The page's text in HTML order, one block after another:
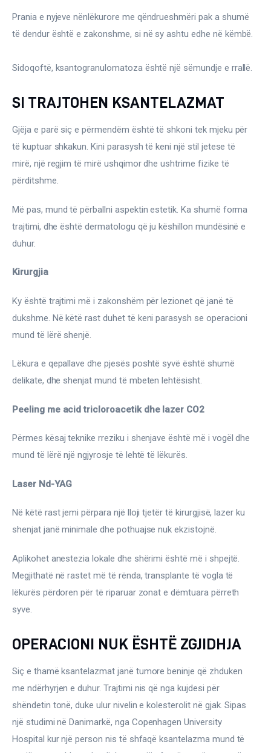
Prania e nyjeve nënlëkurore me qëndrueshmëri pak a shumë
të dendur është e zakonshme, si në sy ashtu edhe në këmbë.
Sidoqoftë, ksantogranulomatoza është një sëmundje e rrallë.
SI TRAJTOHEN KSANTELAZMAT
Gjëja e parë siç e përmendëm është të shkoni tek mjeku për
të kuptuar shkakun. Kini parasysh të keni një stil jetese të
mirë, një regjim të mirë ushqimor dhe ushtrime fizike të
përditshme.
Më pas, mund të përballni aspektin estetik. Ka shumë forma
trajtimi, dhe është dermatologu që ju këshillon mundësinë e
duhur.
Kirurgjia
Ky është trajtimi më i zakonshëm për lezionet që janë të
dukshme. Në këtë rast duhet të keni parasysh se operacioni
mund të lërë shenjë.
Lëkura e qepallave dhe pjesës poshtë syvë është shumë
delikate, dhe shenjat mund të mbeten lehtësisht.
Peeling me acid tricloroacetik dhe lazer CO2
Përmes kësaj teknike rreziku i shenjave është më i vogël dhe
mund të lërë një ngjyrosje të lehtë të lëkurës.
Laser Nd-YAG
Në këtë rast jemi përpara një lloji tjetër të kirurgjisë, lazer ku
shenjat janë minimale dhe pothuajse nuk ekzistojnë.
Aplikohet anestezia lokale dhe shërimi është më i shpejtë.
Megjithatë në rastet më të rënda, transplante të vogla të
lëkurës përdoren për të riparuar zonat e dëmtuara përreth
syve.
OPERACIONI NUK ËSHTË ZGJIDHJA
Siç e thamë ksantelazmat janë tumore beninje që zhduken
me ndërhyrjen e duhur. Trajtimi nis që nga kujdesi për
shëndetin tonë, duke ulur nivelin e kolesterolit në gjak. Sipas
një studimi në Danimarkë, nga Copenhagen University
Hospital kur një person nis të shfaqë ksantelazma mund të